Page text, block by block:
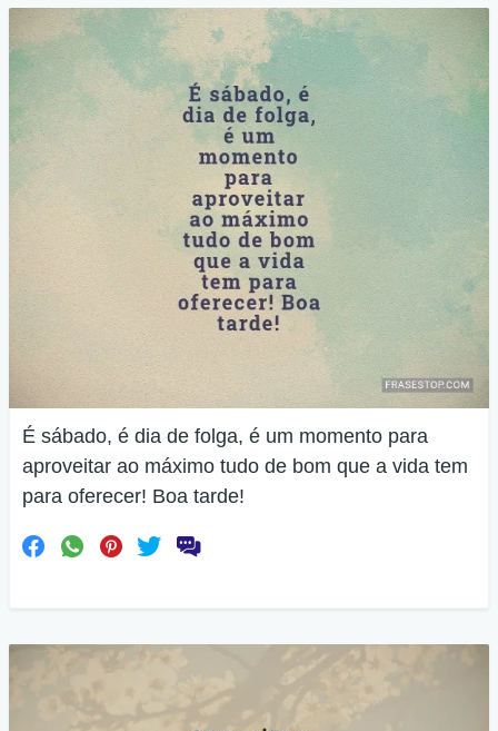
É sábado, é dia de folga, é um momento para
aproveitar ao máximo tudo de bom que a vida tem
para oferecer! Boa tarde!